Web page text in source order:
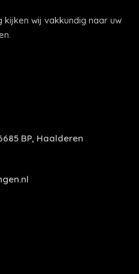
wij vakkundig naar uw
BP, Haalderen